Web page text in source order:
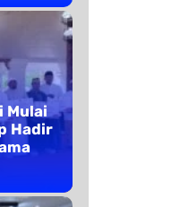
Mulai
Hadir